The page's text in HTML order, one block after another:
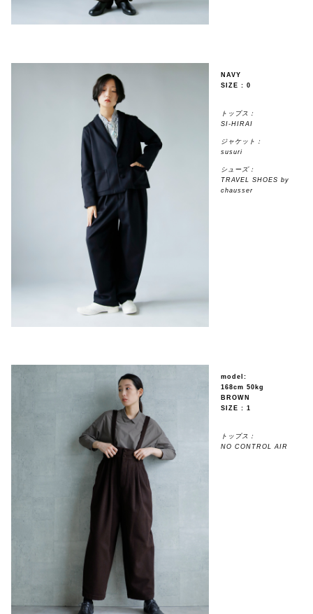
NAVY
SIZE : 0
トップス：
SI-HIRAI
ジャケット：
susuri
シューズ：
TRAVEL SHOES by
chausser
model:
168cm 50kg
BROWN
SIZE : 1
トップス：
NO CONTROL AIR